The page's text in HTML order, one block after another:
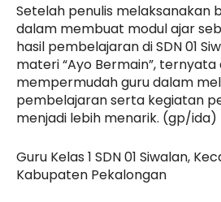
Setelah penulis melaksanakan
dalam membuat modul ajar
hasil pembelajaran di SDN 01
materi “Ayo Bermain”,
mempermudah guru dalam
pembelajaran serta kegiatan
menjadi lebih menarik. (gp/ida)
Guru Kelas 1 SDN 01 Siwalan,
Kabupaten Pekalongan